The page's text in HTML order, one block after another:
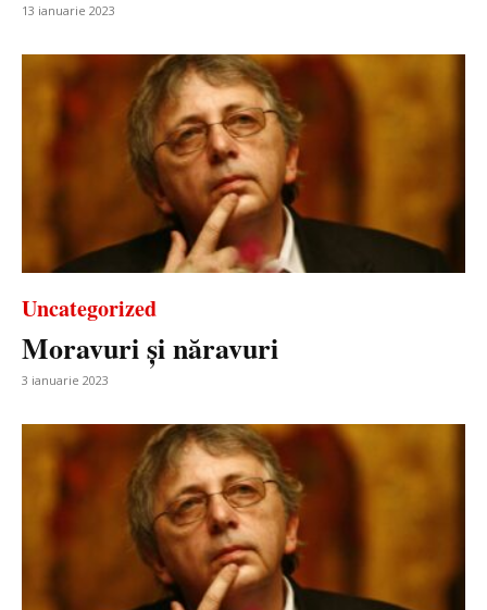
13 ianuarie 2023
Uncategorized
Moravuri și năravuri
3 ianuarie 2023